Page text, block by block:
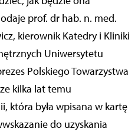
prof. dr hab. n. med.
kierownik Katedry i Kliniki
Uniwersytetu
Polskiego Towarzystwa
kilka lat temu
która była wpisana w kartę
do uzyskania